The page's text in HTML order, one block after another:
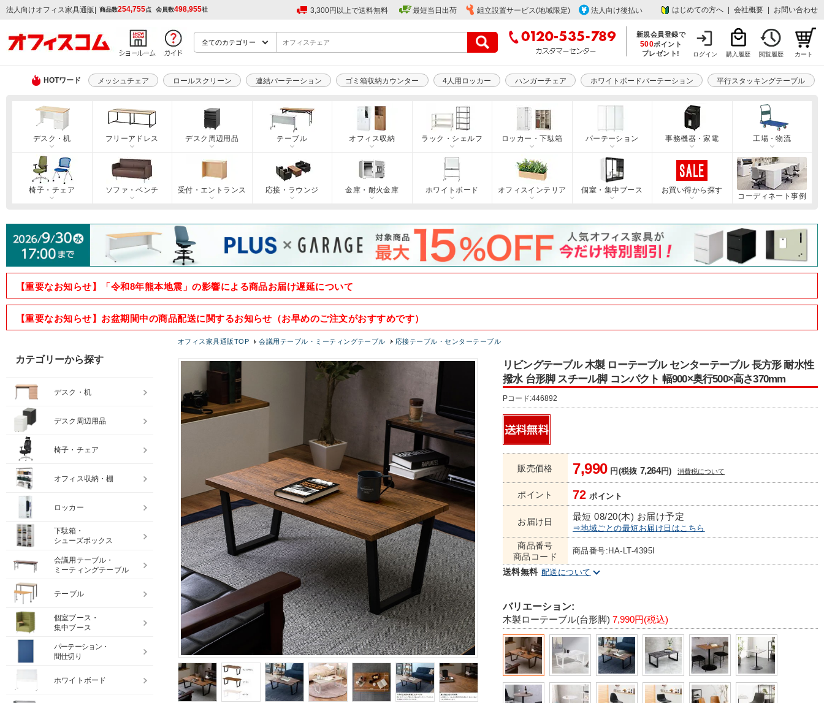
法人向けオフィス家具通販 | 商品数254,755点 会員数498,955社 3,300円以上で送料無料 最短当日出荷 組立設置サービス(地域限定) 法人向け後払い はじめての方へ 会社概要 お問い合わせ
新規会員登録で
500ポイント
プレゼント!
ログイン 購入履歴 閲覧履歴 カート
HOTワード メッシュチェア ロールスクリーン 連結パーテーション ゴミ箱収納カウンター 4人用ロッカー ハンガーチェア ホワイトボードパーテーション 平行スタッキングテーブル
デスク・机 フリーアドレス デスク周辺用品 テーブル オフィス収納 ラック・シェルフ ロッカー・下駄箱 パーテーション 事務機器・家電 工場・物流
椅子・チェア ソファ・ベンチ 受付・エントランス 応接・ラウンジ 金庫・耐火金庫 ホワイトボード オフィスインテリア 個室・集中ブース
お買い得から探す
コーディネート事例
【重要なお知らせ】「令和8年熊本地震」の影響による商品お届け遅延について
【重要なお知らせ】お盆期間中の商品配送に関するお知らせ（お早めのご注文がおすすめです）
オフィス家具通販TOP 会議用テーブル・ミーティングテーブル 応接テーブル・センターテーブル
リビングテーブル 木製 ローテーブル センターテーブル 長方形 耐水性
撥水 台形脚 スチール脚 コンパクト 幅900×奥行500×高さ370mm
Pコード:446892
販売価格 7,990 円(税抜 7,264円) 消費税について
ポイント 72 ポイント
お届け日 最短 08/20(木) お届け予定
⇒地域ごとの最短お届け日はこちら
商品番号
商品コード
商品番号:HA-LT-4395I
送料無料 配送について
バリエーション:
木製ローテーブル(台形脚) 7,990円(税込)
カテゴリーから探す
デスク・机
デスク周辺用品
椅子・チェア
オフィス収納・棚
ロッカー
下駄箱・
シューズボックス
会議用テーブル・
ミーティングテーブル
テーブル
個室ブース・
集中ブース
パーテーション・
間仕切り
ホワイトボード